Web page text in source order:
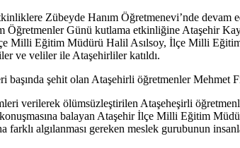
Zübeyde Hanım Öğretmenevi’nde devam
Öğretmenler Günü kutlama etkinliğine Ataşehir
Milli Eğitim Müdürü Halil Asılsoy, İlçe Milli
ve veliler ile Ataşehirliler katıldı.
başında şehit olan Ataşehirli öğretmenler
verilerek ölümsüzleştirilen Ataşeheşirli
balayan Ataşehir İlçe Milli Eğitim
algılanması gereken meslek gurubunun